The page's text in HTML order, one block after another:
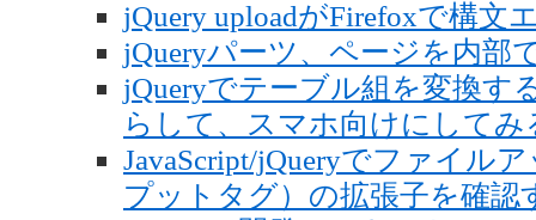
jQuery uploadがFirefoxで構文
jQueryパーツ、ページを内部
jQueryでテーブル組を変換す
らして、スマホ向けにしてみ
JavaScript/jQueryでファイル
プットタグ）の拡張子を確認